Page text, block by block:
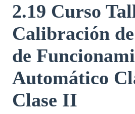
2.19 Curso
Calibración
de
Automático
Clase II